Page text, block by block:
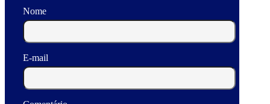
Nome
E-mail